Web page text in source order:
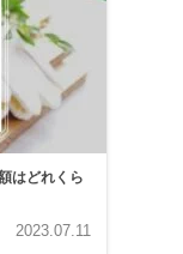
はどれくら
2023.07.11